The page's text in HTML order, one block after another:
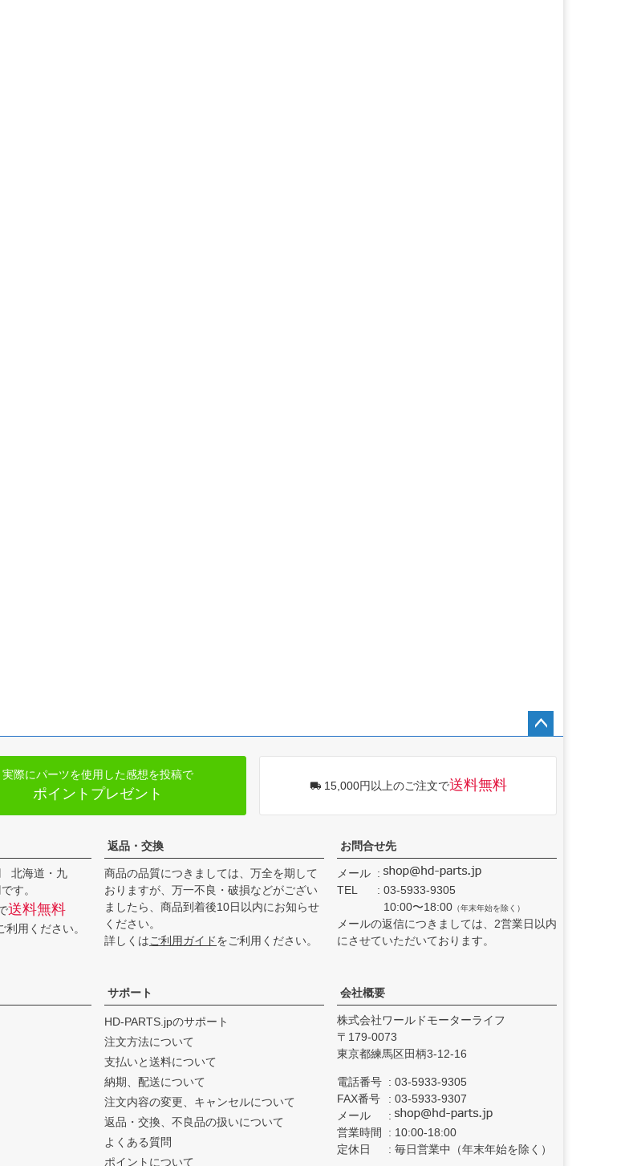
実際にパーツを使用した感想を投稿で
ポイントプレゼント 15,000円以上のご注文で送料無料
北海道・九
す。
送料無料
利用ください。
返品・交換
商品の品質につきましては、万全を期して
おりますが、万一不良・破損などがござい
ましたら、商品到着後10日以内にお知らせ
ください。
詳しくはご利用ガイドをご利用ください。
お問合せ先
メール
TEL
03-5933-9305
10:00〜18:00 （年末年始を除く）
メールの返信につきましては、2営業日以内
にさせていただいております。
サポート
HD-PARTS.jpのサポート
注文方法について
支払いと送料について
納期、配送について
注文内容の変更、キャンセルについて
返品・交換、不良品の扱いについて
よくある質問
ポイントについて
会社概要
株式会社ワールドモーターライフ
179-0073
東京都練馬区田柄3-12-16
電話番号
03-5933-9305
FAX番号
03-5933-9307
メール
営業時間
10:00-18:00
定休日
毎日営業中（年末年始を除く）